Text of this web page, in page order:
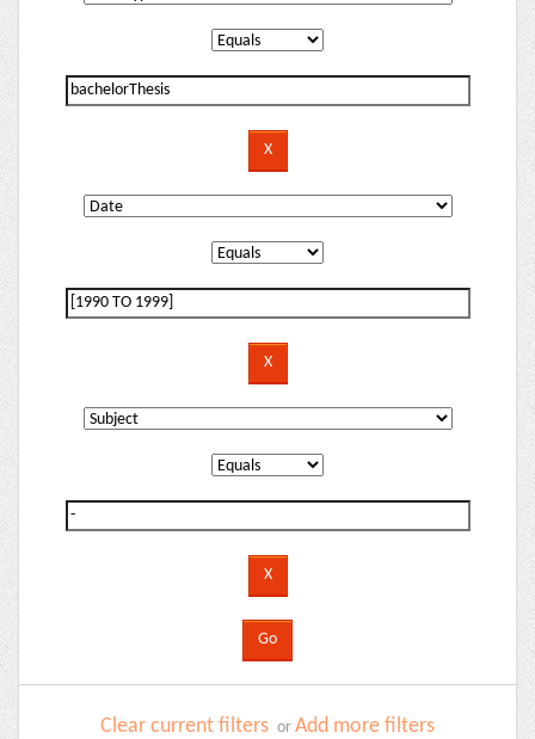
Clear current filters or Add more filters